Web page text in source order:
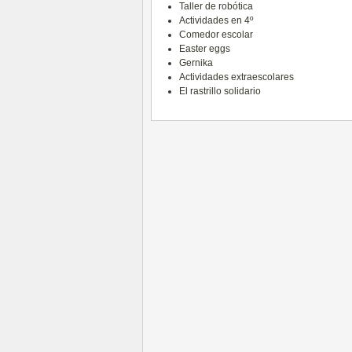
Taller de robótica
Actividades en 4º
Comedor escolar
Easter eggs
Gernika
Actividades extraescolares
El rastrillo solidario